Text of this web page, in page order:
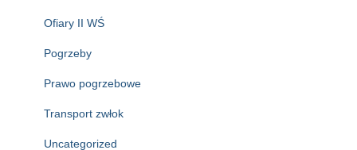
Ofiary II WŚ
Pogrzeby
Prawo pogrzebowe
Transport zwłok
Uncategorized